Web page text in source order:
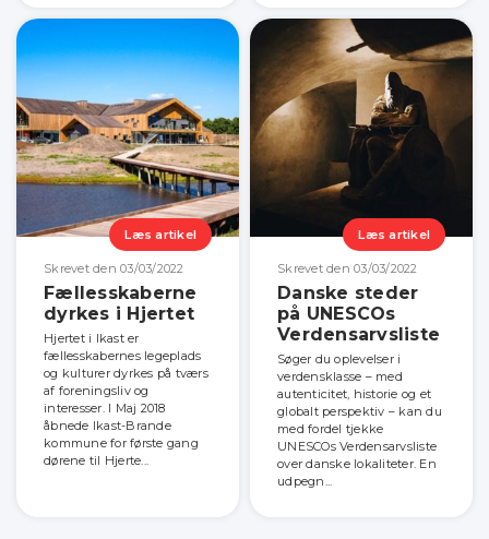
Læs artikel
Skrevet den 03/03/2022
Fællesskaberne
dyrkes i Hjertet
Hjertet i Ikast er
fællesskabernes legeplads
og kulturer dyrkes på tværs
af foreningsliv og
interesser. I Maj 2018
åbnede Ikast-Brande
kommune for første gang
dørene til Hjerte...
Læs artikel
Skrevet den 03/03/2022
Danske steder
på UNESCOs
Verdensarvsliste
Søger du oplevelser i
verdensklasse – med
autenticitet, historie og et
globalt perspektiv – kan du
med fordel tjekke
UNESCOs Verdensarvsliste
over danske lokaliteter. En
udpegn...